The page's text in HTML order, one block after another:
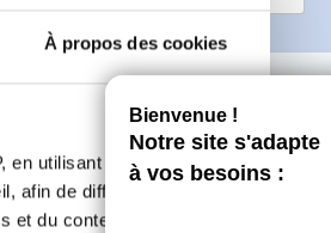
À propos des cookies
en utilisant des
afin de diffuser des
du contenu, ainsi que de